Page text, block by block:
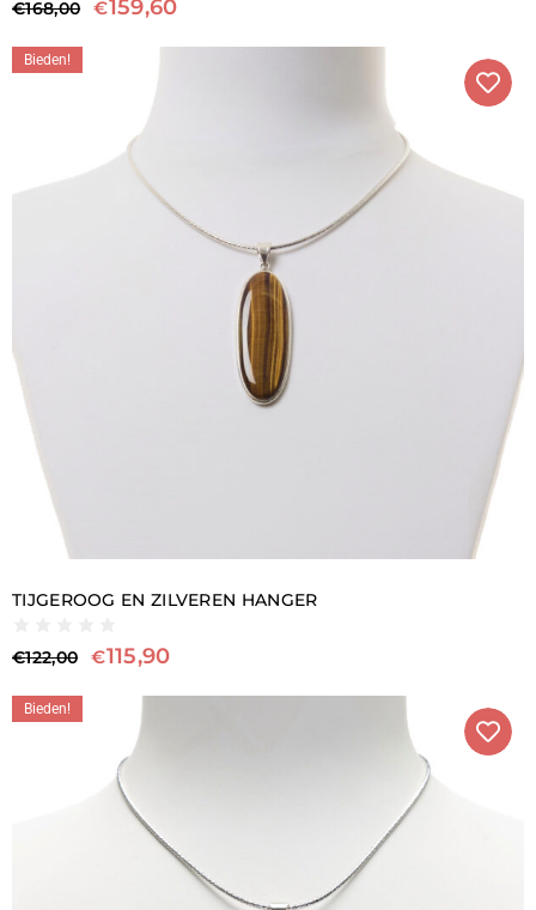
€168,00 €159,60
Bieden!
TIJGEROOG EN ZILVEREN HANGER
€122,00 €115,90
Bieden!